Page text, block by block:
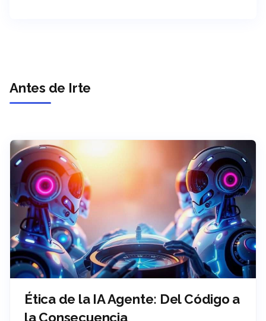
Antes de Irte
Ética de la IA Agente: Del Código a
la Consecuencia